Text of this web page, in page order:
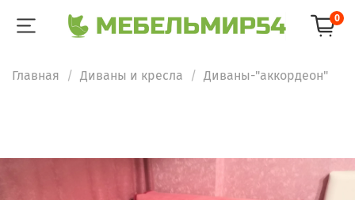
0
Главная Диваны и кресла Диваны-"аккордеон"